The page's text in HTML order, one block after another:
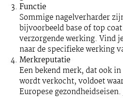
Functie
Sommige nagelverharder
bijvoorbeeld base of top
verzorgende werking. Vind
naar de specifieke werking
Merkreputatie
Een bekend merk, dat ook
wordt verkocht, voldoet
Europese